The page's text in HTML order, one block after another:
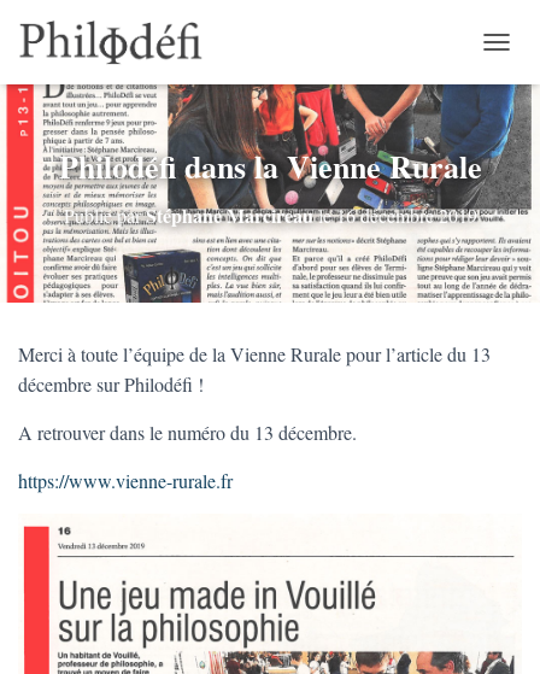
É
P
L
I
E
R
L
A
N
A
Philodéfi dans la Vienne Rurale
Publié parStéphane Marcireaule16 décembre 2019
Merci à toute l’équipe de la Vienne Rurale pour l’article du 13
décembre sur Philodéfi !
A retrouver dans le numéro du 13 décembre.
https://www.vienne-rurale.fr